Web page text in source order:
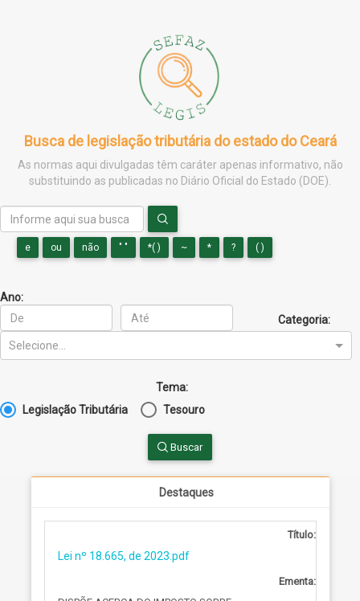
Busca de legislação tributária do estado do Ceará
As normas aqui divulgadas têm caráter apenas informativo, não
substituindo as publicadas no Diário Oficial do Estado (DOE).
e ou não " " *( ) ~ * ? ( )
Ano:
Categoria:
Selecione...
Tema:
Legislação Tributária
Tesouro
Buscar
Destaques
Título:
Lei nº 18.665, de 2023.pdf
Ementa: